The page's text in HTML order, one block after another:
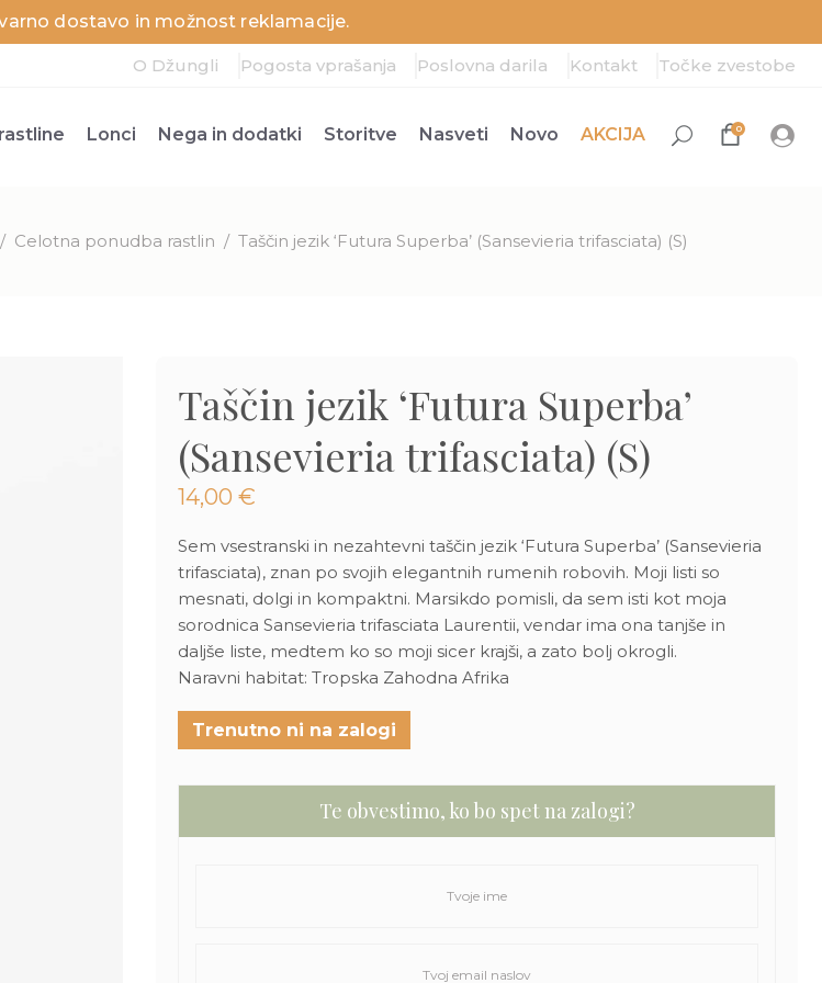
dostavo in možnost reklamacije.
O Džungli Pogosta vprašanja Poslovna darila Kontakt Točke zvestobe
Lonci Nega in dodatki Storitve Nasveti Novo AKCIJA 0
/ Celotna ponudba rastlin / Taščin jezik ‘Futura Superba’ (Sansevieria trifasciata) (S)
Taščin jezik ‘Futura Superba’
(Sansevieria trifasciata) (S)
14,00 €
Sem vsestranski in nezahtevni taščin jezik ‘Futura Superba’ (Sansevieria
trifasciata), znan po svojih elegantnih rumenih robovih. Moji listi so
mesnati, dolgi in kompaktni. Marsikdo pomisli, da sem isti kot moja
sorodnica Sansevieria trifasciata Laurentii, vendar ima ona tanjše in
daljše liste, medtem ko so moji sicer krajši, a zato bolj okrogli.
Naravni habitat: Tropska Zahodna Afrika
Trenutno ni na zalogi
Te obvestimo, ko bo spet na zalogi?